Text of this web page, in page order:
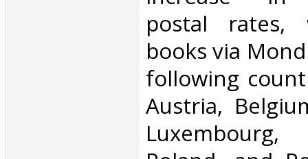
postal
books via
following
Austria,